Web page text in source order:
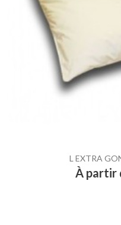
L EXTRA
Prix
À partir